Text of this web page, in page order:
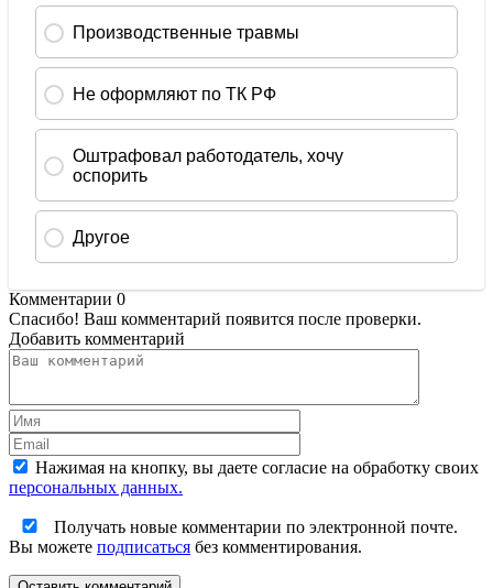
Комментарии 0
Спасибо! Ваш комментарий появится после проверки.
Добавить комментарий
Нажимая на кнопку, вы даете согласие на обработку своих
персональных данных.
Получать новые комментарии по электронной почте.
Вы можете подписаться без комментирования.